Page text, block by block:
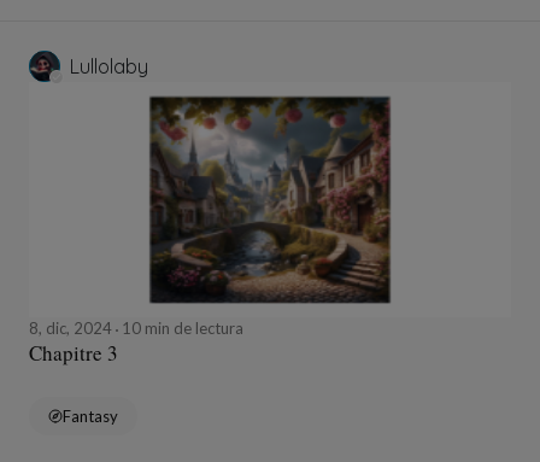
Lullolaby
8, dic, 2024 10 min de lectura
Chapitre 3
Fantasy